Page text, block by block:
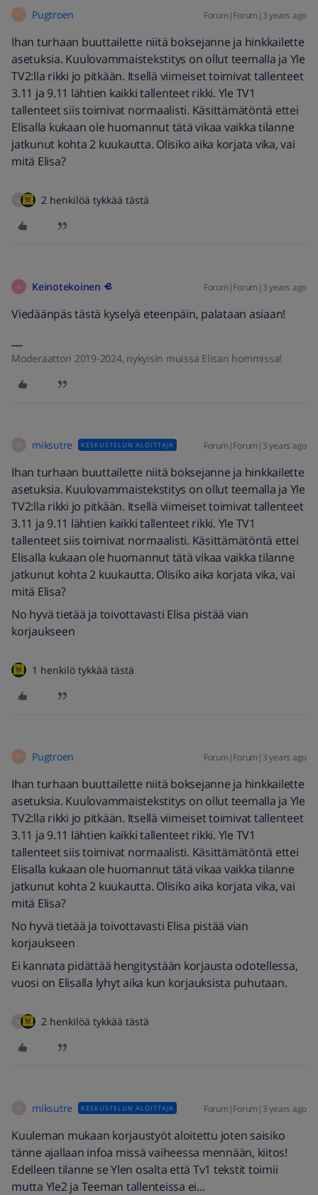
P Pugtroen Forum|Forum|3 years ago
Ihan turhaan buuttailette niitä boksejanne ja hinkkailette
asetuksia. Kuulovammaistekstitys on ollut teemalla ja Yle
TV2:lla rikki jo pitkään. Itsellä viimeiset toimivat tallenteet
3.11 ja 9.11 lähtien kaikki tallenteet rikki. Yle TV1
tallenteet siis toimivat normaalisti. Käsittämätöntä ettei
Elisalla kukaan ole huomannut tätä vikaa vaikka tilanne
jatkunut kohta 2 kuukautta. Olisiko aika korjata vika, vai
mitä Elisa?
M 2 henkilöä tykkää tästä
K Keinotekoinen Forum|Forum|3 years ago
Viedäänpäs tästä kyselyä eteenpäin, palataan asiaan!
Moderaattori 2019-2024, nykyisin muissa Elisan hommissa!
miksutre KESKUSTELUN ALOITTAJA Forum|Forum|3 years ago
Ihan turhaan buuttailette niitä boksejanne ja hinkkailette
asetuksia. Kuulovammaistekstitys on ollut teemalla ja Yle
TV2:lla rikki jo pitkään. Itsellä viimeiset toimivat tallenteet
3.11 ja 9.11 lähtien kaikki tallenteet rikki. Yle TV1
tallenteet siis toimivat normaalisti. Käsittämätöntä ettei
Elisalla kukaan ole huomannut tätä vikaa vaikka tilanne
jatkunut kohta 2 kuukautta. Olisiko aika korjata vika, vai
mitä Elisa?
No hyvä tietää ja toivottavasti Elisa pistää vian
korjaukseen
1 henkilö tykkää tästä
P Pugtroen Forum|Forum|3 years ago
Ihan turhaan buuttailette niitä boksejanne ja hinkkailette
asetuksia. Kuulovammaistekstitys on ollut teemalla ja Yle
TV2:lla rikki jo pitkään. Itsellä viimeiset toimivat tallenteet
3.11 ja 9.11 lähtien kaikki tallenteet rikki. Yle TV1
tallenteet siis toimivat normaalisti. Käsittämätöntä ettei
Elisalla kukaan ole huomannut tätä vikaa vaikka tilanne
jatkunut kohta 2 kuukautta. Olisiko aika korjata vika, vai
mitä Elisa?
No hyvä tietää ja toivottavasti Elisa pistää vian
korjaukseen
Ei kannata pidättää hengitystään korjausta odotellessa,
vuosi on Elisalla lyhyt aika kun korjauksista puhutaan.
M 2 henkilöä tykkää tästä
miksutre KESKUSTELUN ALOITTAJA Forum|Forum|3 years ago
Kuuleman mukaan korjaustyöt aloitettu joten saisiko
tänne ajallaan infoa missä vaiheessa mennään, kiitos!
Edelleen tilanne se Ylen osalta että Tv1 tekstit toimii
mutta Yle2 ja Teeman tallenteissa ei...